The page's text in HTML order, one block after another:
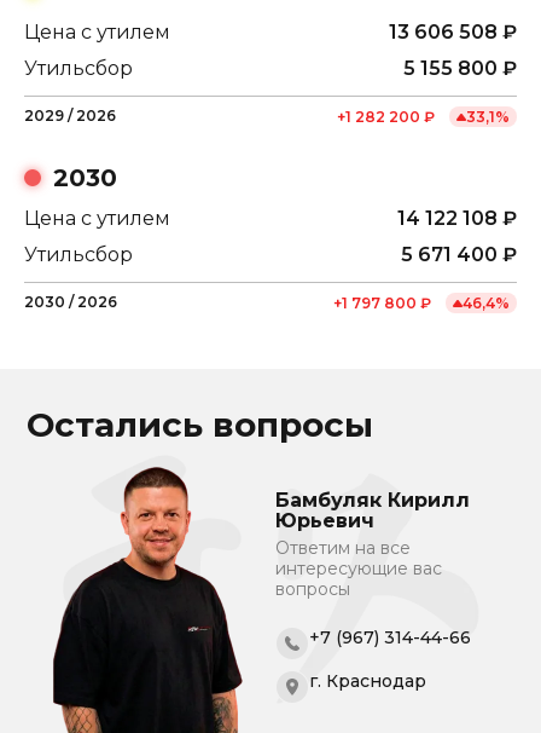
Цена с утилем 13 606 508 ₽
Утильсбор
5 155 800 ₽
2029 / 2026 +1 282 200 ₽ 33,1%
2030
Цена с утилем 14 122 108 ₽
Утильсбор
5 671 400 ₽
2030 / 2026 +1 797 800 ₽ 46,4%
Остались вопросы
Бамбуляк Кирилл
Юрьевич
Ответим на все
интересующие вас
вопросы
+7 (967) 314-44-66
г. Краснодар